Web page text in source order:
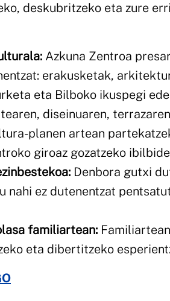
deskubritzeko eta zure
Azkuna Zentroa
erakusketak,
eta Bilboko ikuspegi
diseinuaren,
planen artean
giroaz gozatzeko
Denbora gutxi
nahi ez dutenentzat
familiartean: Familiartean
eta dibertitzeko